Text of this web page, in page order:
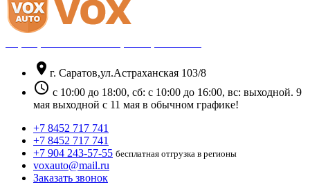
location_on г. Саратов,ул.Астраханская 103/8
schedule с 10:00 до 18:00, сб: с 10:00 до 16:00, вс: выходной. 9
мая выходной с 11 мая в обычном графике!
+7 8452 717 741
+7 8452 717 741
+7 904 243-57-55 бесплатная отгрузка в регионы
voxauto@mail.ru
Заказать звонок